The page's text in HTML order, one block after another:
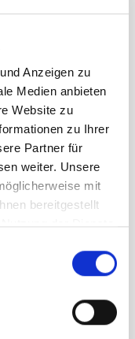
Anzeigen zu
Medien anbieten
Website zu
zu Ihrer
Partner für
weiter. Unsere
mit
bereitgestellt
der Dienste
Fit
3.0 Liter)